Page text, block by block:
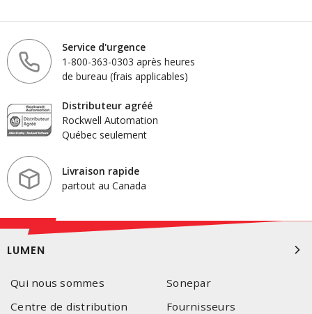
Service d'urgence
1-800-363-0303 après heures
de bureau (frais applicables)
Distributeur agréé
Rockwell Automation
Québec seulement
Livraison rapide
partout au Canada
LUMEN
Qui nous sommes
Sonepar
Centre de distribution
Fournisseurs